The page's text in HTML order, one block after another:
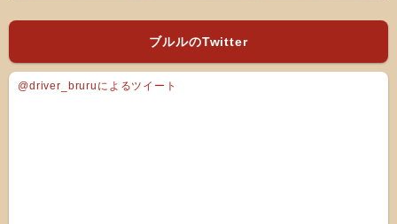
ブルルのTwitter
@driver_bruruによるツイート